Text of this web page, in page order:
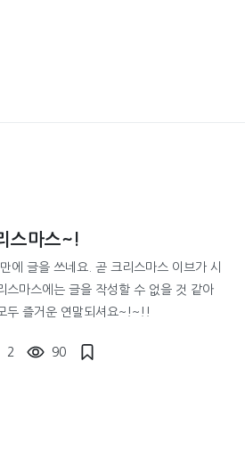
스마스~!
에 글을 쓰네요. 곧 크리스마스 이브가 시
스마스에는 글을 작성할 수 없을 것 같아
두 즐거운 연말되셔요~!~!!
2 90